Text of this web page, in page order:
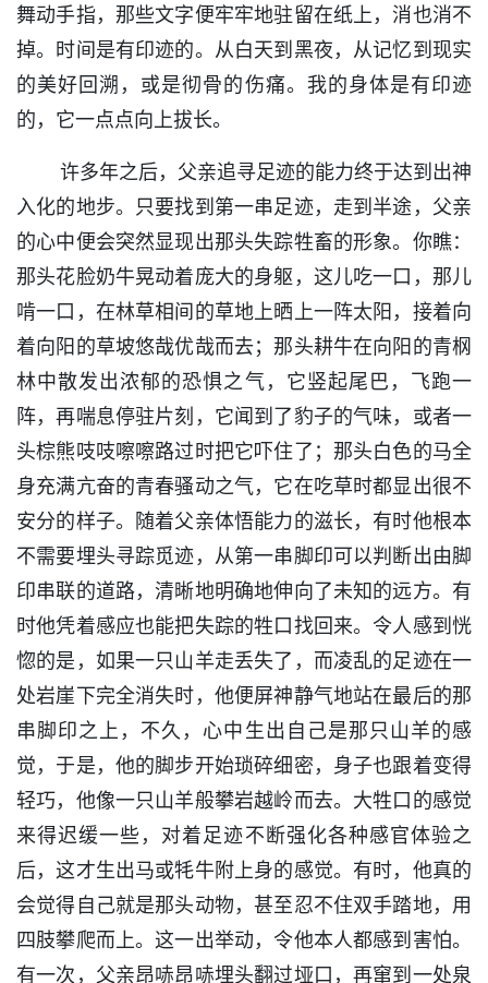
舞动手指，那些文字便牢牢地驻留在纸上，消也消不
掉。时间是有印迹的。从白天到黑夜，从记忆到现实
的美好回溯，或是彻骨的伤痛。我的身体是有印迹
的，它一点点向上拔长。
许多年之后，父亲追寻足迹的能力终于达到出神
入化的地步。只要找到第一串足迹，走到半途，父亲
的心中便会突然显现出那头失踪牲畜的形象。你瞧：
那头花脸奶牛晃动着庞大的身躯，这儿吃一口，那儿
啃一口，在林草相间的草地上晒上一阵太阳，接着向
着向阳的草坡悠哉优哉而去；那头耕牛在向阳的青㭎
林中散发出浓郁的恐惧之气，它竖起尾巴，飞跑一
阵，再喘息停驻片刻，它闻到了豹子的气味，或者一
头棕熊吱吱嚓嚓路过时把它吓住了；那头白色的马全
身充满亢奋的青春骚动之气，它在吃草时都显出很不
安分的样子。随着父亲体悟能力的滋长，有时他根本
不需要埋头寻踪觅迹，从第一串脚印可以判断出由脚
印串联的道路，清晰地明确地伸向了未知的远方。有
时他凭着感应也能把失踪的牲口找回来。令人感到恍
惚的是，如果一只山羊走丢失了，而凌乱的足迹在一
处岩崖下完全消失时，他便屏神静气地站在最后的那
串脚印之上，不久，心中生出自己是那只山羊的感
觉，于是，他的脚步开始琐碎细密，身子也跟着变得
轻巧，他像一只山羊般攀岩越岭而去。大牲口的感觉
来得迟缓一些，对着足迹不断强化各种感官体验之
后，这才生出马或牦牛附上身的感觉。有时，他真的
会觉得自己就是那头动物，甚至忍不住双手踏地，用
四肢攀爬而上。这一出举动，令他本人都感到害怕。
有一次，父亲昂哧昂哧埋头翻过垭口，再窜到一处泉